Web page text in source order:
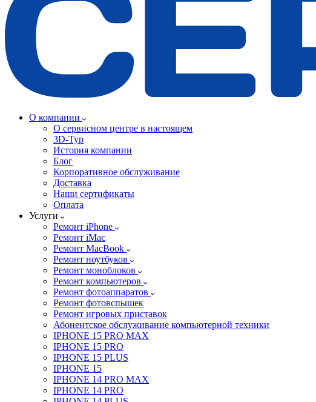
О компании
О сервисном центре в настоящем
3D-Тур
История компании
Блог
Корпоративное обслуживание
Доставка
Наши сертификаты
Оплата
Услуги
Ремонт iPhone
Ремонт iMac
Ремонт MacBook
Ремонт ноутбуков
Ремонт моноблоков
Ремонт компьютеров
Ремонт фотоаппаратов
Ремонт фотовспышек
Ремонт игровых приставок
Абонентское обслуживание компьютерной техники
IPHONE 15 PRO MAX
IPHONE 15 PRO
IPHONE 15 PLUS
IPHONE 15
IPHONE 14 PRO MAX
IPHONE 14 PRO